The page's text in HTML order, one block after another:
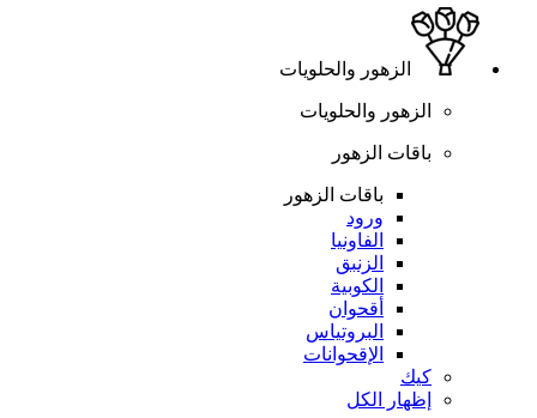
الزهور والحلويات
الزهور والحلويات
باقات الزهور
باقات الزهور
ورود
الفاونيا
الزنبق
الكوبية
أقحوان
البروتياس
الإقحوانات
كيك
إظهار الكل